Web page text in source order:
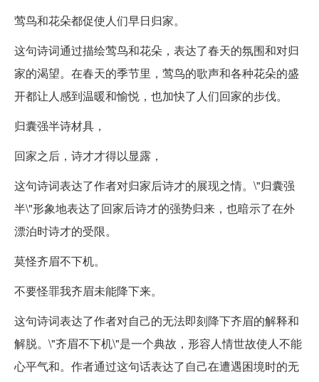
莺鸟和花朵都促使人们早日归家。
这句诗词通过描绘莺鸟和花朵，表达了春天的氛围和对归
家的渴望。在春天的季节里，莺鸟的歌声和各种花朵的盛
开都让人感到温暖和愉悦，也加快了人们回家的步伐。
归囊强半诗材具，
回家之后，诗才才得以显露，
这句诗词表达了作者对归家后诗才的展现之情。\"归囊强
半\"形象地表达了回家后诗才的强势归来，也暗示了在外
漂泊时诗才的受限。
莫怪齐眉不下机。
不要怪罪我齐眉未能降下来。
这句诗词表达了作者对自己的无法即刻降下齐眉的解释和
解脱。\"齐眉不下机\"是一个典故，形容人情世故使人不能
心平气和。作者通过这句话表达了自己在遭遇困境时的无